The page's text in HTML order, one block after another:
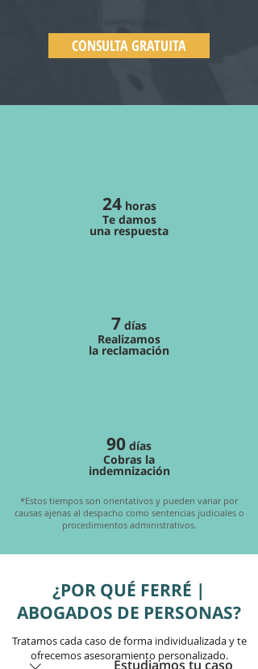
CONSULTA GRATUITA
24horas
Te damos
una respuesta
7 días
Realizamos
la reclamación
90 días
Cobras la
indemnización
*Estos tiempos son orientativos y pueden variar por
causas ajenas al despacho como sentencias judiciales o
procedimientos administrativos.
¿POR QUÉ FERRÉ |
ABOGADOS DE PERSONAS?
Tratamos cada caso de forma individualizada y te
ofrecemos asesoramiento personalizado.
Estudiamos tu caso